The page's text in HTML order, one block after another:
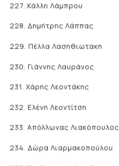
227. Κάλλη Λάμπρου
228. Δημήτρης Λάππας
229. Πέλλα Λασηθιωτακη
230. Γιάννης Λαυράνος
231. Χάρης Λεοντάκης
232. Ελένη Λεοντίτση
233. Απόλλωνας Λιακόπουλος
234. Δώρα Λιαρμακοπούλου